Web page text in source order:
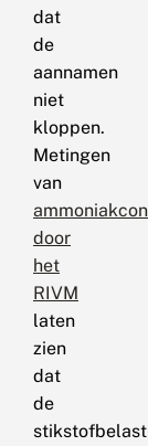
dat
de
aannamen
niet
kloppen.
Metingen
van
door
het
RIVM
laten
zien
dat
de